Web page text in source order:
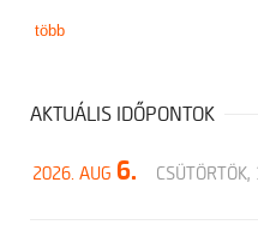
több
AKTUÁLIS IDŐPONTOK
2026. AUG 6.